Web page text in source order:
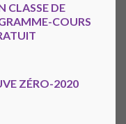
CLASSE DE
COURS
ZÉRO-2020